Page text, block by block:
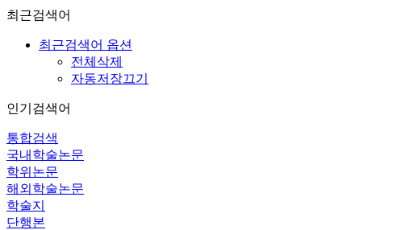
최근검색어
최근검색어 옵션
전체삭제
자동저장끄기
인기검색어
통합검색
국내학술논문
학위논문
해외학술논문
학술지
단행본